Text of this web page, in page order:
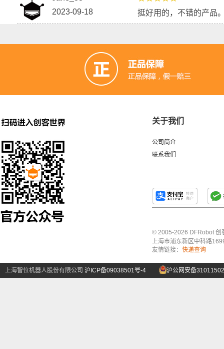
2023-09-18
挺好用的，不错的产品
关于我们
公司简介
联系我们
© 2005-2026 DFRobot 创
上海市浦东新区中科路
友情链接： 快递查询
上海智位机器人股份有限公司 沪ICP备09038501号-4 沪公网安备